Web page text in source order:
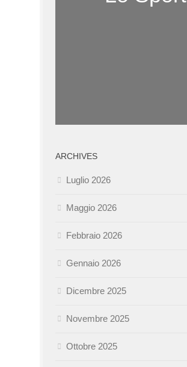
ARCHIVES
Luglio 2026
Maggio 2026
Febbraio 2026
Gennaio 2026
Dicembre 2025
Novembre 2025
Ottobre 2025